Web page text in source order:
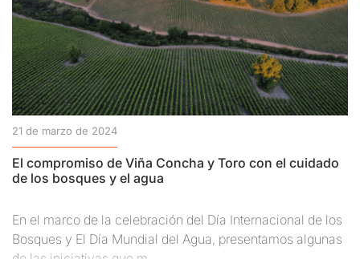
21 de marzo de 2024
El compromiso de Viña Concha y Toro con el cuidado
de los bosques y el agua
En el marco de la celebración del Día Internacional de los
Bosques y El Día Mundial del Agua, presentamos algunas